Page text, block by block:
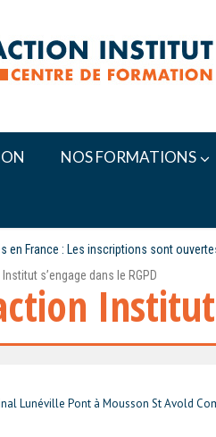
NOS FORMATIONS
en France : Les inscriptions sont
s’engage dans le RGPD
Institut
Lunéville Pont à Mousson St Avold